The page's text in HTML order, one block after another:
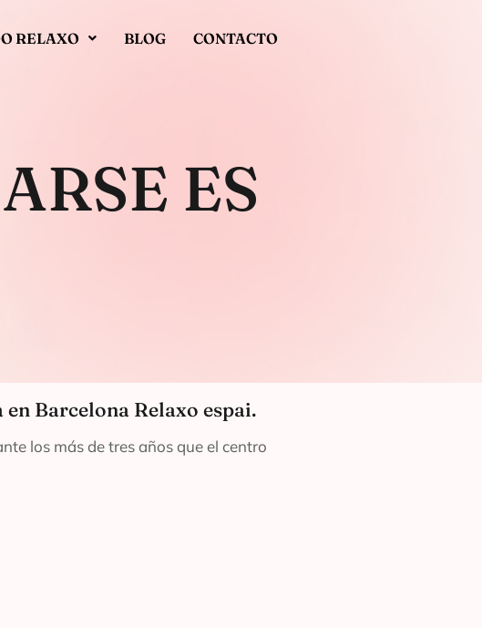
RELAXO BLOG CONTACTO
ES
Barcelona Relaxo espai.
los más de tres años que el centro